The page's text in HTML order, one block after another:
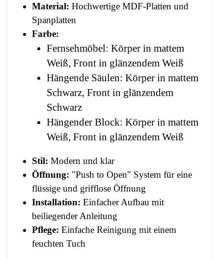
Material: Hochwertige MDF-Platten und
Spanplatten
Farbe:
Fernsehmöbel: Körper in mattem
Weiß, Front in glänzendem Weiß
Hängende Säulen: Körper in mattem
Schwarz, Front in glänzendem
Schwarz
Hängender Block: Körper in mattem
Weiß, Front in glänzendem Weiß
Stil: Modern und klar
Öffnung: "Push to Open" System für eine
flüssige und grifflose Öffnung
Installation: Einfacher Aufbau mit
beiliegender Anleitung
Pflege: Einfache Reinigung mit einem
feuchten Tuch